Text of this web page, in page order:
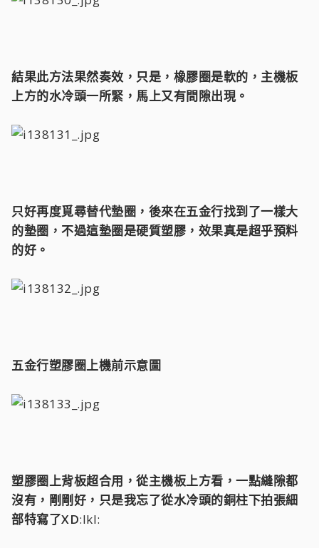
結果此方法果然奏效，只是，橡膠圈是軟的，主機板
上方的水冷頭一所緊，馬上又有間隙出現。
只好再度覓尋替代墊圈，後來在五金行找到了一樣大
的墊圈，不過這墊圈是硬質塑膠，效果真是超乎預料
的好。
五金行塑膠圈上機前示意圖
塑膠圈上背板超合用，從主機板上方看，一點縫隙都
沒有，剛剛好，只是我忘了從水冷頭的銅柱下拍張細
部特寫了XD:lkl: